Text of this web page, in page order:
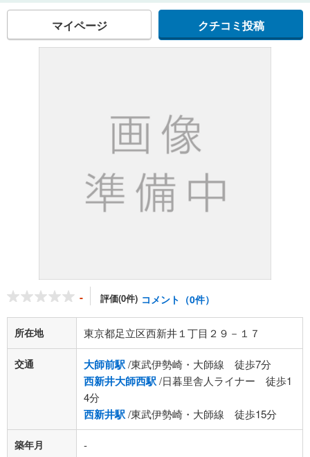
マイページ クチコミ投稿
- 評価(0件) コメント（0件）
所在地 東京都足立区西新井１丁目２９－１７
交通 大師前駅/東武伊勢崎・大師線 徒歩7分
西新井大師西駅/日暮里舎人ライナー 徒歩1
4分
西新井駅/東武伊勢崎・大師線 徒歩15分
築年月 -